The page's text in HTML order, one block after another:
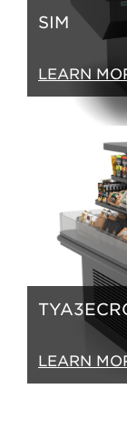
SIM
LEARN
LEARN